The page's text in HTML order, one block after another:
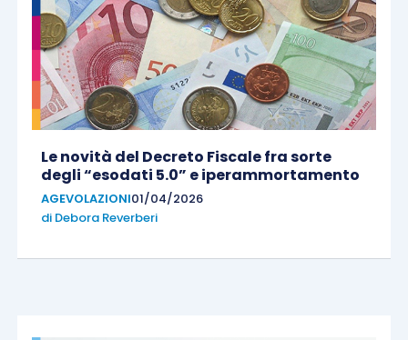
Le novità del Decreto Fiscale fra sorte
degli “esodati 5.0” e iperammortamento
AGEVOLAZIONI01/04/2026
di Debora Reverberi